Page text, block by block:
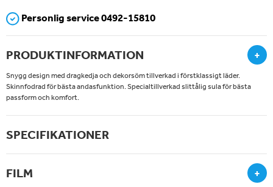
Personlig service 0492-15810
PRODUKTINFORMATION +
Snygg design med dragkedja och dekorsöm tillverkad i förstklassigt läder.
Skinnfodrad för bästa andasfunktion. Specialtillverkad slittålig sula för bästa
passform och komfort.
SPECIFIKATIONER
FILM +